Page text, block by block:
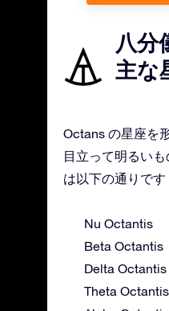
八分
主な
Octans の星座を
目立って明るい
は以下の通りです
Nu Octantis
Beta Octantis
Delta Octantis
Theta Octantis